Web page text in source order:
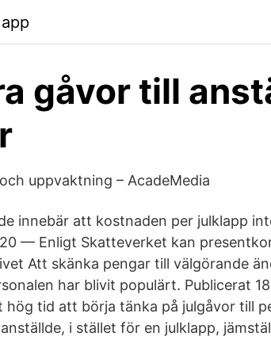
gåvor till
uppvaktning – AcadeMedia
innebär att kostnaden per julklapp
— Enligt Skatteverket kan
Att skänka pengar till välgörande
har blivit populärt. Publicerat
hög tid att börja tänka på julgåvor till
i stället för en julklapp,